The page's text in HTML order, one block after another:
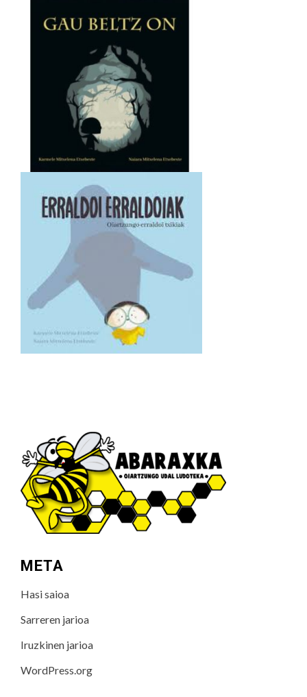
META
Hasi saioa
Sarreren jarioa
Iruzkinen jarioa
WordPress.org